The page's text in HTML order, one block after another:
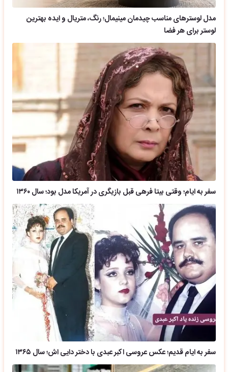
مدل لوسترهای مناسب چیدمان مینیمال؛ رنگ، متریال و ایده بهترین
لوستر برای هر فضا
سفر به ایام؛ وقتی بیتا فرهی قبل بازیگری در آمریکا مدل بود؛ سال ۱۳۶۰
سفر به ایام قدیم؛ عکس عروسی اکبر عبدی با دختر دایی اش؛ سال ۱۳۶۵